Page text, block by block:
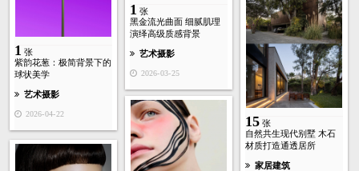
1 张
紫韵花葱：极简背景下的
球状美学
艺术摄影
2026-04-22 15 张
自然共生现代别墅 木石
材质打造通透居所
家居建筑
1 张
黑金流光曲面 细腻肌理
演绎高级质感背景
艺术摄影
2026-03-25